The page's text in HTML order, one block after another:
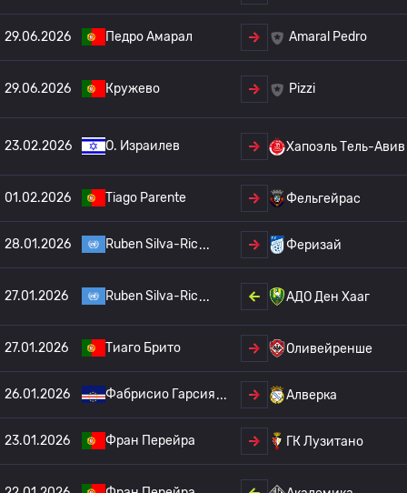
29.06.2026 Педро Амарал Amaral Pedro
29.06.2026 Кружево Pizzi
23.02.2026 O. Израилев Хапоэль Тель-Авив
01.02.2026 Tiago Parente Фельгейрас
28.01.2026 Ruben Silva-Ric Феризай
27.01.2026 Ruben Silva-Ric АДО Ден Хааг
27.01.2026 Тиаго Брито Оливейренше
26.01.2026 Фабрисио Гарсия Алверка
23.01.2026 Фран Перейра ГК Лузитано